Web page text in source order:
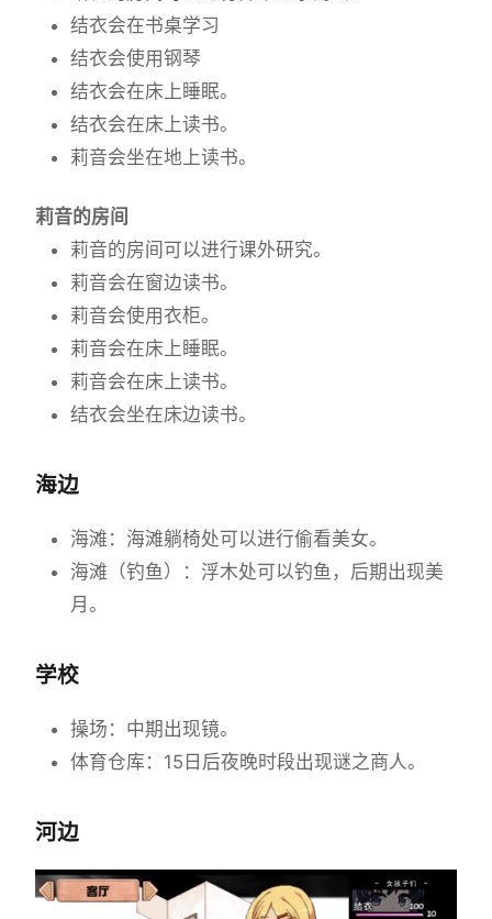
结衣会在书桌学习
结衣会使用钢琴
结衣会在床上睡眠。
结衣会在床上读书。
莉音会坐在地上读书。
莉音的房间
莉音的房间可以进行课外研究。
莉音会在窗边读书。
莉音会使用衣柜。
莉音会在床上睡眠。
莉音会在床上读书。
结衣会坐在床边读书。
海边
海滩：海滩躺椅处可以进行偷看美女。
海滩（钓鱼）：浮木处可以钓鱼，后期出现美
月。
学校
操场：中期出现镜。
体育仓库：15日后夜晚时段出现谜之商人。
河边